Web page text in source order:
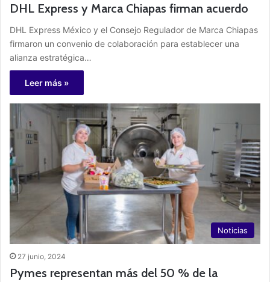
DHL Express y Marca Chiapas firman acuerdo
DHL Express México y el Consejo Regulador de Marca Chiapas
firmaron un convenio de colaboración para establecer una
alianza estratégica…
Leer más »
Noticias
27 junio, 2024
Pymes representan más del 50 % de la